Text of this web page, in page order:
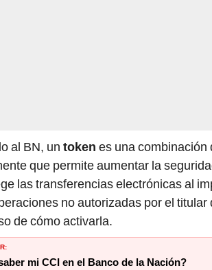
al BN, un token es una combinación
que permite aumentar la
las transferencias electrónicas al
no autorizadas por el
de cómo activarla.
mi CCI en el Banco de la Nación?